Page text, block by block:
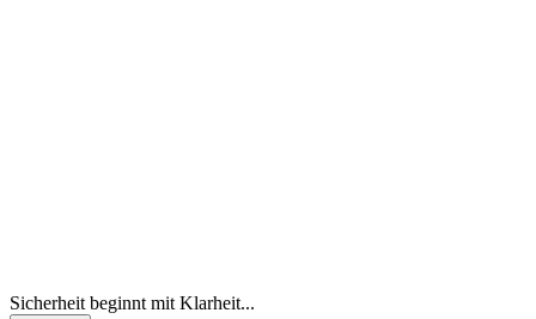
Sicherheit beginnt mit Klarheit...